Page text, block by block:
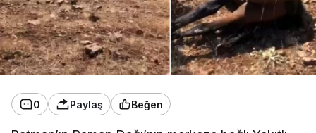
0 Paylaş Beğen